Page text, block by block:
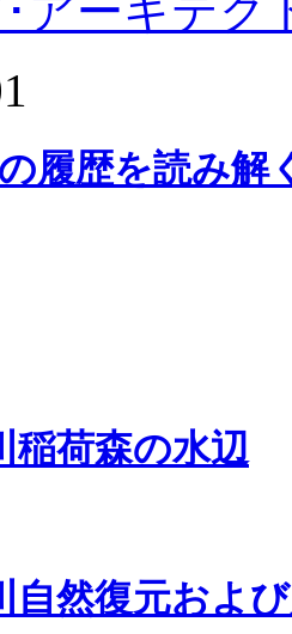
アーキテク
履歴を読み
稲荷森の水辺
自然復元およ